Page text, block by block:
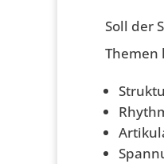
Soll der
Themen